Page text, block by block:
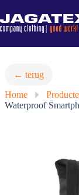
naar
de
inhoud
← terug
Home
»
Waterproof